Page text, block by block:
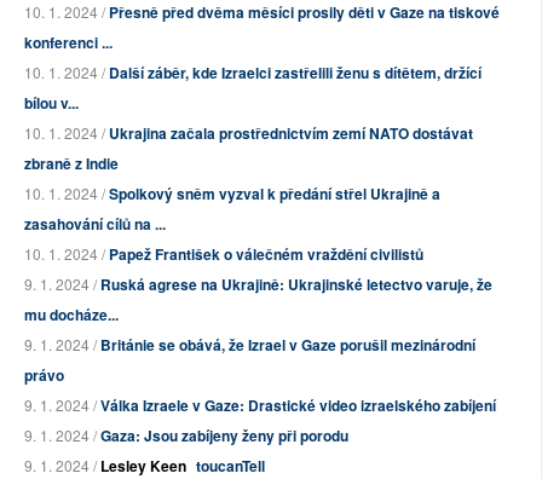
10. 1. 2024 /Přesně před dvěma měsíci prosily děti v Gaze na tiskové
konferenci ...
10. 1. 2024 /Další záběr, kde Izraelci zastřelili ženu s dítětem, držící
bílou v...
10. 1. 2024 /Ukrajina začala prostřednictvím zemí NATO dostávat
zbraně z Indie
10. 1. 2024 /Spolkový sněm vyzval k předání střel Ukrajině a
zasahování cílů na ...
10. 1. 2024 /Papež František o válečném vraždění civilistů
9. 1. 2024 /Ruská agrese na Ukrajině: Ukrajinské letectvo varuje, že
mu docháze...
9. 1. 2024 /Británie se obává, že Izrael v Gaze porušil mezinárodní
právo
9. 1. 2024 /Válka Izraele v Gaze: Drastické video izraelského zabíjení
9. 1. 2024 /Gaza: Jsou zabíjeny ženy při porodu
9. 1. 2024 /Lesley Keen toucanTell